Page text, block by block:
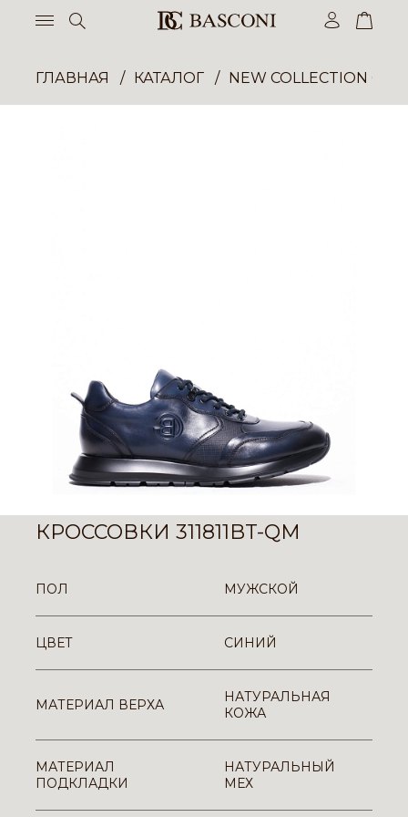
ГЛАВНАЯ КАТАЛОГ NEW COLLECTION
КРОССОВКИ 311811BT-QM
ПОЛ МУЖСКОЙ
ЦВЕТ СИНИЙ
МАТЕРИАЛ ВЕРХА
НАТУРАЛЬНАЯ
КОЖА
МАТЕРИАЛ
ПОДКЛАДКИ
НАТУРАЛЬНЫЙ
МЕХ